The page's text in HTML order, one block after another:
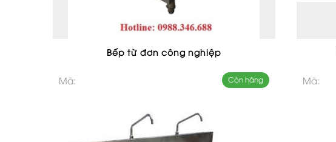
Bếp từ đơn công nghiệp
Mã: Còn hàng Mã: